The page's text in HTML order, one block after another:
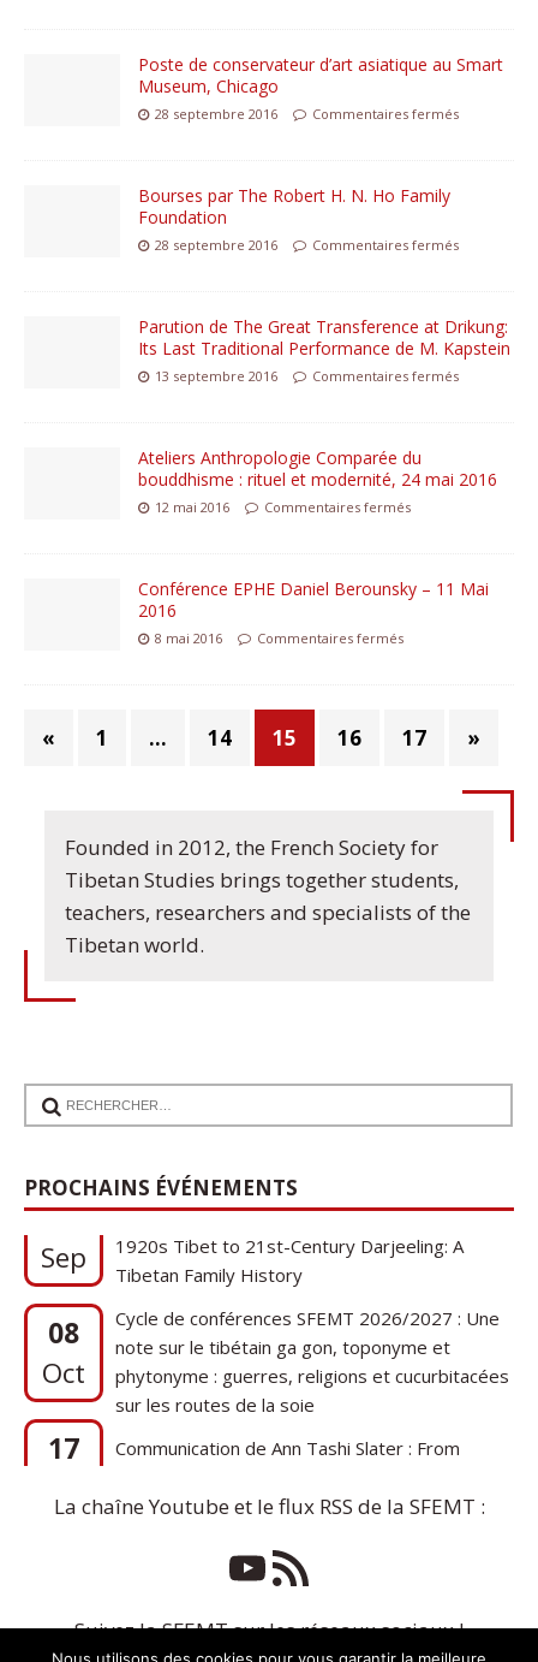
Poste de conservateur d’art asiatique au Smart
Museum, Chicago
28 septembre 2016 Commentaires fermés
Bourses par The Robert H. N. Ho Family
Foundation
28 septembre 2016 Commentaires fermés
Parution de The Great Transference at Drikung:
Its Last Traditional Performance de M. Kapstein
13 septembre 2016 Commentaires fermés
Ateliers Anthropologie Comparée du
bouddhisme : rituel et modernité, 24 mai 2016
12 mai 2016 Commentaires fermés
Conférence EPHE Daniel Berounsky – 11 Mai
2016
8 mai 2016 Commentaires fermés
« 1 … 14 15 16 17 »
Founded in 2012, the French Society for
Tibetan Studies brings together students,
teachers, researchers and specialists of the
Tibetan world.
PROCHAINS ÉVÉNEMENTS
17
Communication de Ann Tashi Slater : From
1920s Tibet to 21st-Century Darjeeling: A
Tibetan Family History
08
Oct
Cycle de conférences SFEMT 2026/2027 : Une
note sur le tibétain ga gon, toponyme et
phytonyme : guerres, religions et cucurbitacées
sur les routes de la soie
17
Sep
Communication de Ann Tashi Slater : From
1920s Tibet to 21st-Century Darjeeling: A
La chaîne Youtube et le flux RSS de la SFEMT :
Suivez la SFEMT sur les réseaux sociaux !